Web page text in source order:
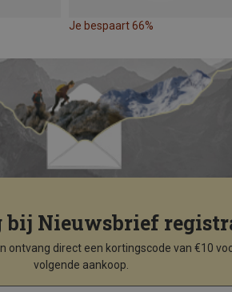
Je bespaart 66%
bij Nieuwsbrief
ontvang direct een kortingscode van €10
volgende aankoop.